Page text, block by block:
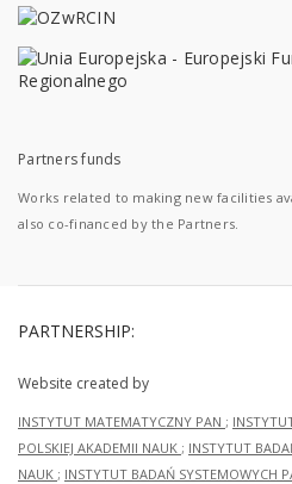
Partners funds
Works related to making new facilities
also co-financed by the Partners.
PARTNERSHIP:
Website created by
INSTYTUT MATEMATYCZNY PAN ;
POLSKIEJ AKADEMII NAUK ; INSTYTUT
NAUK ; INSTYTUT BADAŃ SYSTEMOWYCH